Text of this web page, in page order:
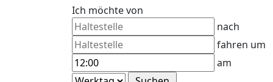
Ich möchte von
nach
fahren um
am